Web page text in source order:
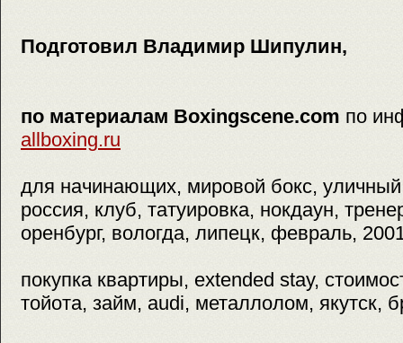
Подготовил Владимир Шипулин,
по материалам Boxingscene.com по
allboxing.ru
для начинающих, мировой бокс,
россия, клуб, татуировка, нокдаун,
оренбург, вологда, липецк, февраль,
покупка квартиры, extended stay,
тойота, займ, audi, металлолом, якутск,